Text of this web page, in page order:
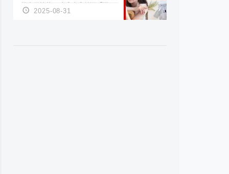
的專屬精華！ 水㊀土㊀就選「潤・
賦精華」維持肌膚剛剛好的平衡
2025-08-31